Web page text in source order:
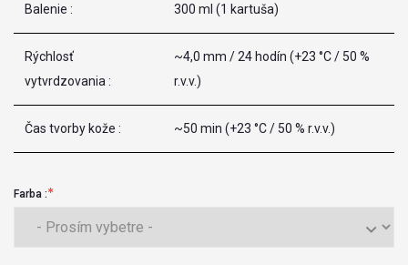
Balenie : 300 ml (1 kartuša)
Rýchlosť
vytvrdzovania :
~4,0 mm / 24 hodín (+23 °C / 50 %
r.v.v.)
Čas tvorby kože : ~50 min (+23 °C / 50 % r.v.v.)
Farba :